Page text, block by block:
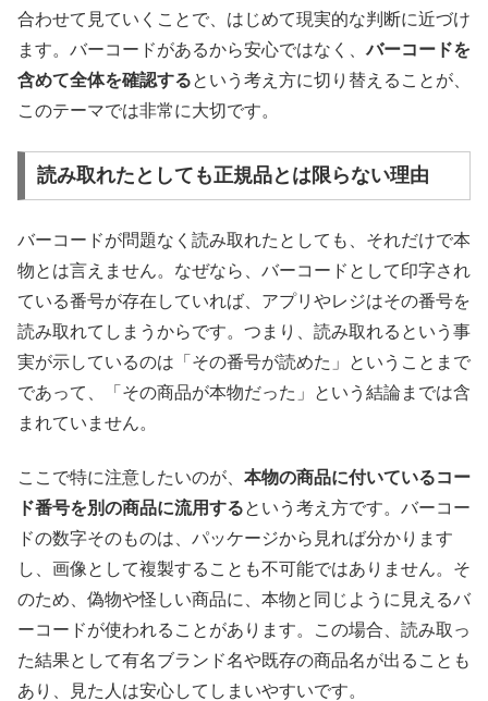
合わせて見ていくことで、はじめて現実的な判断に近づけ
ます。バーコードがあるから安心ではなく、バーコードを
含めて全体を確認するという考え方に切り替えることが、
このテーマでは非常に大切です。
読み取れたとしても正規品とは限らない理由
バーコードが問題なく読み取れたとしても、それだけで本
物とは言えません。なぜなら、バーコードとして印字され
ている番号が存在していれば、アプリやレジはその番号を
読み取れてしまうからです。つまり、読み取れるという事
実が示しているのは「その番号が読めた」ということまで
であって、「その商品が本物だった」という結論までは含
まれていません。
ここで特に注意したいのが、 本物の商品に付いているコー
ド番号を別の商品に流用するという考え方です。バーコー
ドの数字そのものは、パッケージから見れば分かります
し、画像として複製することも不可能ではありません。そ
のため、偽物や怪しい商品に、本物と同じように見えるバ
ーコードが使われることがあります。この場合、読み取っ
た結果として有名ブランド名や既存の商品名が出ることも
あり、見た人は安心してしまいやすいです。